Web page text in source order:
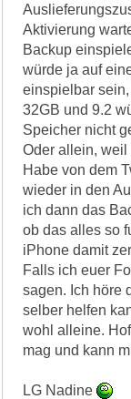
Aktivierung
Backup
würde ja auf
einspielbar
32GB und 9.2
Speicher nicht
Oder allein, weil
Habe von dem
wieder in den
ich dann das
ob das alles so
iPhone damit
Falls ich euer
sagen. Ich höre
selber helfen
wohl alleine.
mag und kann
LG Nadine